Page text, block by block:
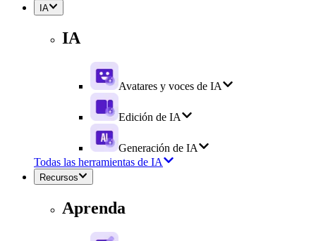
IA
IA
Avatares y voces de IA
Edición de IA
Generación de IA
Todas las herramientas de IA
Recursos
Aprenda